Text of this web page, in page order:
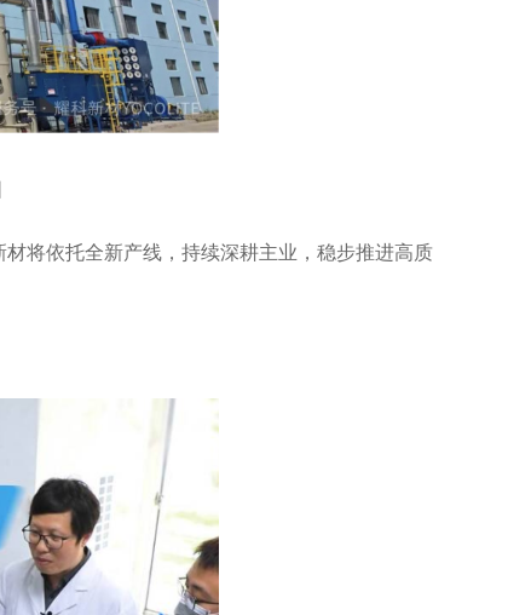
将依托全新产线，持续深耕主业，稳步推进高质